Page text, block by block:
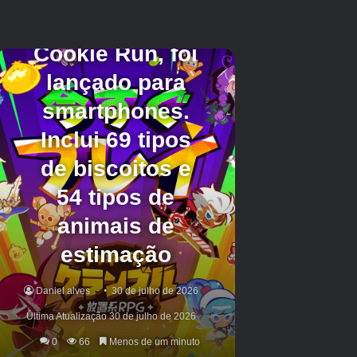
acessíveis on-line agora, não há nada que
corresponda à nostalgia e à emoção de marcar
cartões de negociação durante eventos
pessoais ou nas lojas, o que torna os relatórios
de roubo de loja ainda mais tristes. Um
Pokemon TcgFan recentemente fez uma
descoberta incrível em uma loja local, que
solidifica a importância de manter esses pontos
de venda nos negócios e prosperar para a
comunidade.